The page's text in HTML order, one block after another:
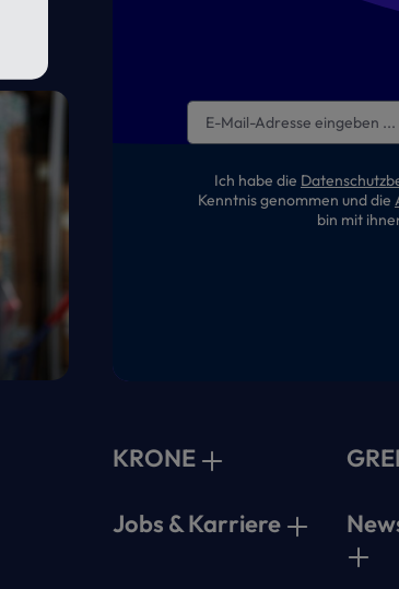
Ich habe die
Kenntnis genommen und die
bin mit
KRONE
Jobs & Karriere